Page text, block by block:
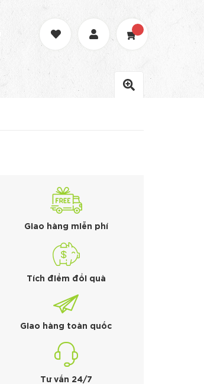
Giao hàng miễn phí
Tích điểm đổi quà
Giao hàng toàn quốc
Tư vấn 24/7